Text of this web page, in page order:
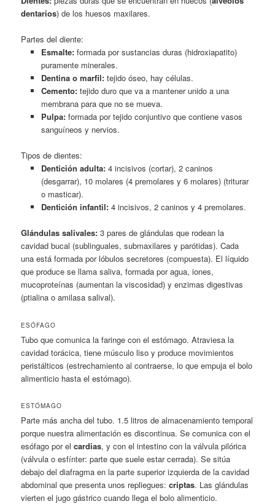
dentarios) de los huesos maxilares.
Partes del diente:
Esmalte:formada por sustancias duras (hidroxiapatito)
puramente minerales.
Dentina o marfil:tejido óseo, hay células.
Cemento:tejido duro que va a mantener unido a una
membrana para que no se mueva.
Pulpa:formada por tejido conjuntivo que contiene vasos
sanguíneos y nervios.
Tipos de dientes:
Dentición adulta:4 incisivos (cortar), 2 caninos
(desgarrar), 10 molares (4 premolares y 6 molares) (triturar
o masticar).
Dentición infantil:4 incisivos, 2 caninos y 4 premolares.
Glándulas salivales: 3 pares de glándulas que rodean la
cavidad bucal (sublinguales, submaxilares y parótidas). Cada
una está formada por lóbulos secretores (compuesta). El líquido
que produce se llama saliva, formada por agua, iones,
mucoproteínas (aumentan la viscosidad) y enzimas digestivas
(ptialina o amilasa salival).
ESÓFAGO
Tubo que comunica la faringe con el estómago. Atraviesa la
cavidad torácica, tiene músculo liso y produce movimientos
peristálticos (estrechamiento al contraerse, lo que empuja el bolo
alimenticio hasta el estómago).
ESTÓMAGO
Parte más ancha del tubo. 1.5 litros de almacenamiento temporal
porque nuestra alimentación es discontinua. Se comunica con el
esófago por elcardias, y con el intestino con la válvula pilórica
(válvula o esfínter: parte que suele estar cerrada). Se sitúa
debajo del diafragma en la parte superior izquierda de la cavidad
abdominal que presenta unos repliegues:criptas. Las glándulas
vierten el jugo gástrico cuando llega el bolo alimenticio.